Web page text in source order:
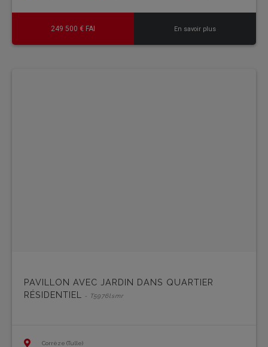
249 500 € FAI En savoir plus
PAVILLON AVEC JARDIN DANS QUARTIER
RÉSIDENTIEL
- T5976lsmr
Corrèze (Tulle)